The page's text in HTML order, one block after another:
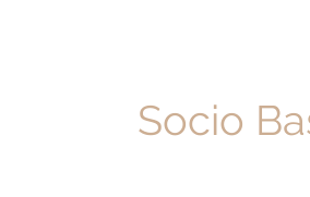
Socio